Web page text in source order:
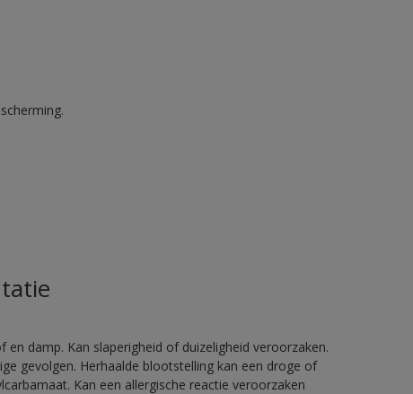
damp. Kan slaperigheid of duizeligheid veroorzaken.
gevolgen. Herhaalde blootstelling kan een droge of
Kan een allergische reactie veroorzaken